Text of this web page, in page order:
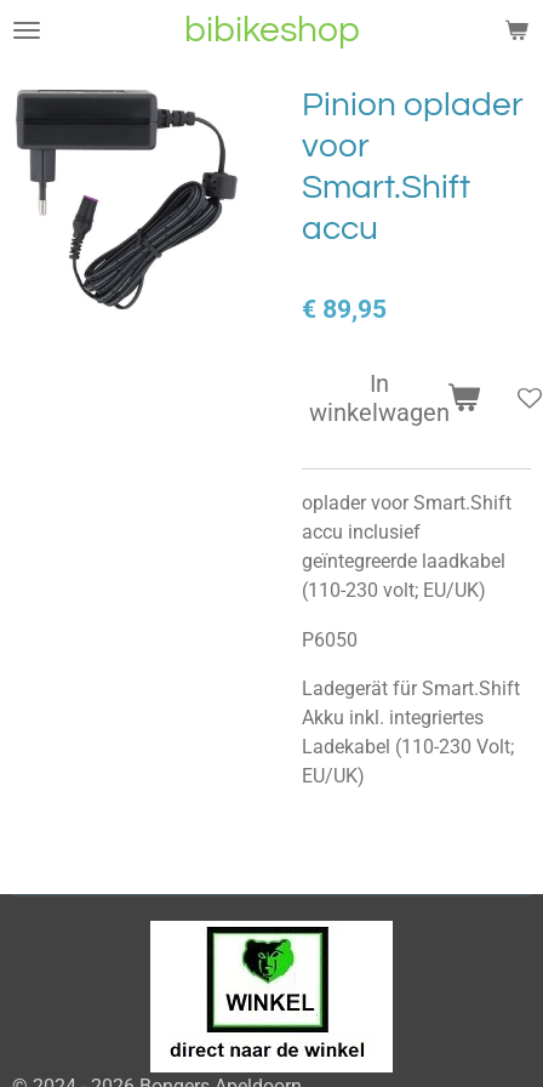
Ga
de
hoofdinhoud
bibikeshop
Pinion oplader
voor
Smart.Shift
accu
€ 89,95
In
winkelwagen
oplader voor Smart.Shift
accu inclusief
geïntegreerde laadkabel
(110-230 volt; EU/UK)
P6050
Ladegerät für Smart.Shift
Akku inkl. integriertes
Ladekabel (110-230 Volt;
EU/UK)